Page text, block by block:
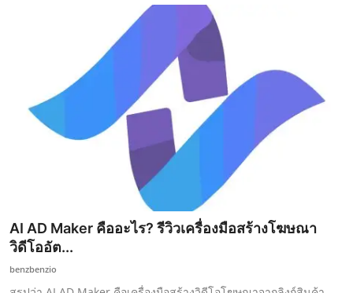
AI AD Maker คืออะไร? รีวิวเครื่องมือสร้างโฆษณา
วิดีโออัต...
benzbenzio